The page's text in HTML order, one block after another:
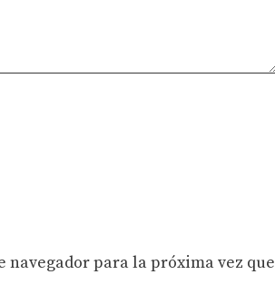
navegador para la próxima vez que